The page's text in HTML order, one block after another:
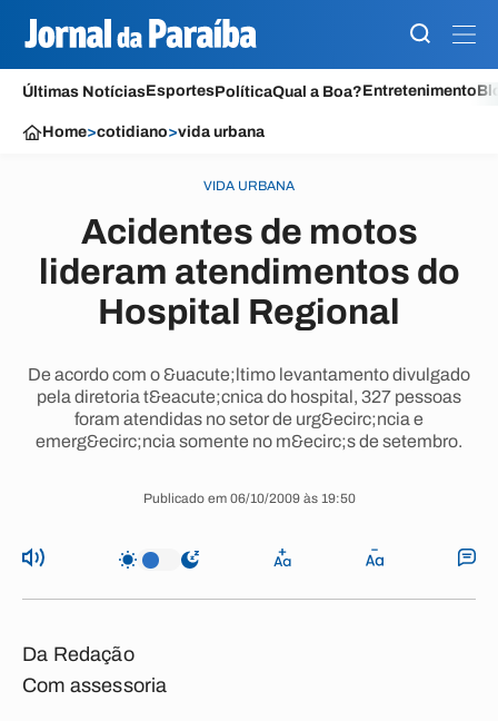
Últimas NotíciasEsportesPolíticaQual a Boa?Entretenimento
Home>cotidiano>vida urbana
VIDA URBANA
Acidentes de motos
lideram atendimentos do
Hospital Regional
De acordo com o &uacute;ltimo levantamento divulgado
pela diretoria t&eacute;cnica do hospital, 327 pessoas
foram atendidas no setor de urg&ecirc;ncia e
emerg&ecirc;ncia somente no m&ecirc;s de setembro.
Publicado em 06/10/2009 às 19:50
Da Redação
Com assessoria